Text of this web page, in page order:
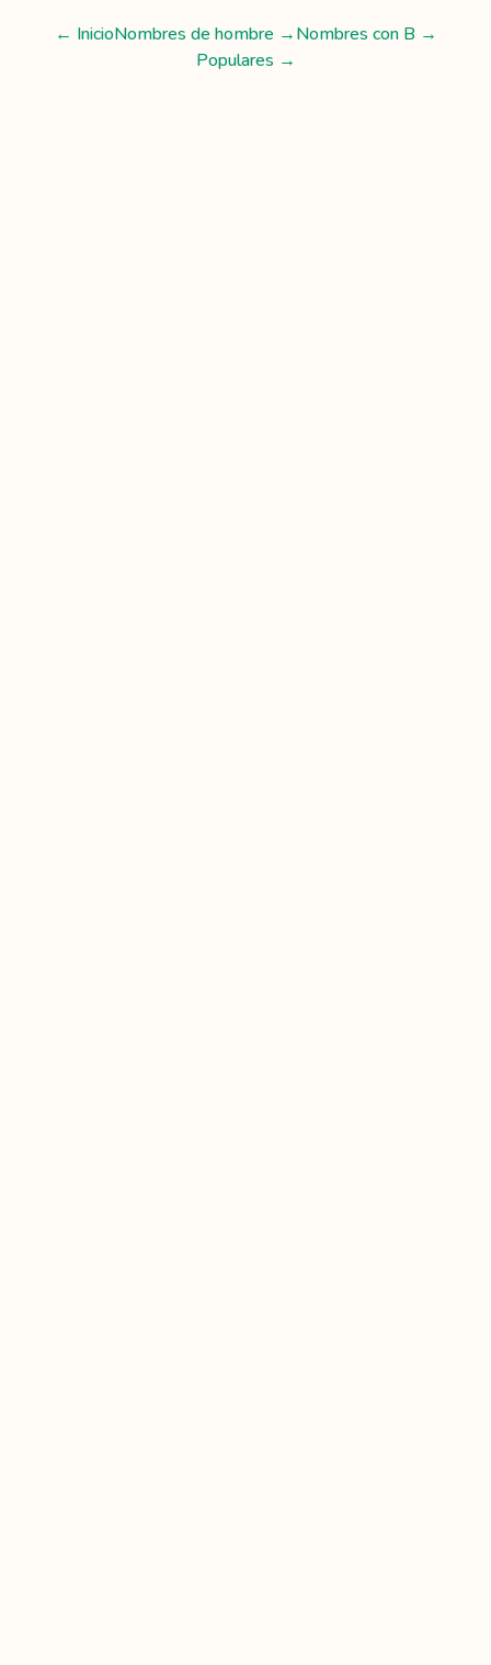
← InicioNombres de hombre →Nombres con B →
Populares →